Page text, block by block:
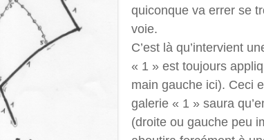
quiconque va errer se
voie.
C’est là qu’intervient
« 1 » est toujours
main gauche ici). Ceci
galerie « 1 » saura
(droite ou gauche peu